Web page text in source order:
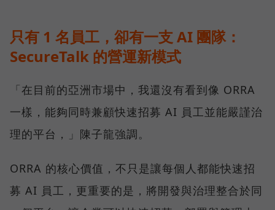
只有 1 名員工，卻有一支 AI 團隊：
SecureTalk 的營運新模式
「在目前的亞洲市場中，我還沒有看到像 ORRA
一樣，能夠同時兼顧快速招募 AI 員工並能嚴謹治
理的平台，」陳子龍強調。
ORRA 的核心價值，不只是讓每個人都能快速招
募 AI 員工，更重要的是，將開發與治理整合於同